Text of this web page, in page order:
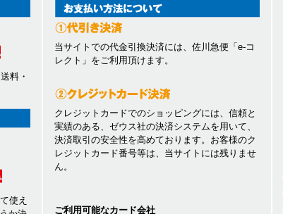
料・
使え
当サイトでの代金引換決済には、佐川急便「e-コ
レクト」をご利用頂けます。
クレジットカードでのショッピングには、信頼と
実績のある、ゼウス社の決済システムを用いて、
決済取引の安全性を高めております。お客様のク
レジットカード番号等は、当サイトには残りませ
ん。
ご利用可能なカード会社